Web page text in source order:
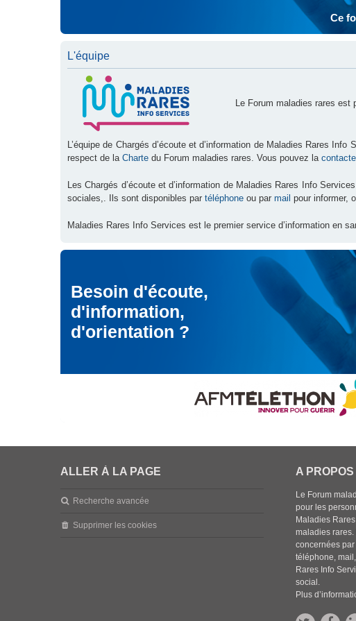
Ce
L'équipe
Le Forum maladies rares est
L’équipe de Chargés d’écoute et d’information de Maladies Rares
respect de la Charte du Forum maladies rares. Vous pouvez la
Les Chargés d’écoute et d’information de Maladies Rares Info
sociales,. Ils sont disponibles par téléphone ou par mail pour informer,
Maladies Rares Info Services est le premier service d’information en
Besoin d'écoute,
d'information,
d'orientation ?
ALLER À LA PAGE
Recherche avancée
Supprimer les cookies
A PROPOS
Le Forum
pour les
Maladies
maladies
concernées
téléphone,
Rares Info
social.
Plus